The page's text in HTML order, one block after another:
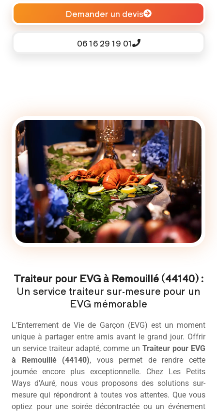
Demander un devis
06 16 29 19 01
Traiteur pour EVG à Remouillé (44140) :
Un service traiteur sur-mesure pour un
EVG mémorable
L’Enterrement de Vie de Garçon (EVG) est un moment
unique à partager entre amis avant le grand jour. Offrir
un service traiteur adapté, comme un Traiteur pour EVG
à Remouillé (44140), vous permet de rendre cette
journée encore plus exceptionnelle. Chez Les Petits
Ways d’Auré, nous vous proposons des solutions sur-
mesure qui répondront à toutes vos attentes. Que vous
optiez pour une soirée décontractée ou un événement